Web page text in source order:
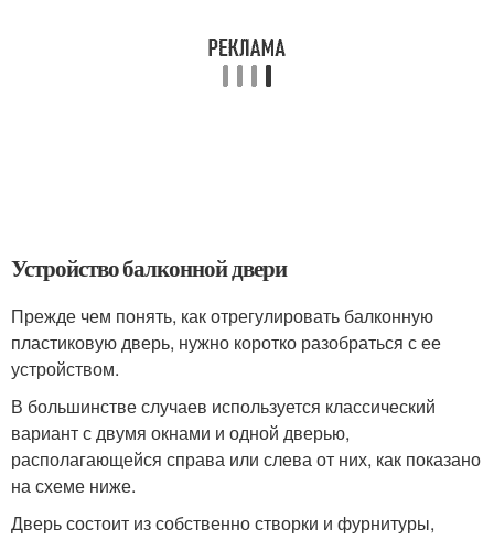
Устройство балконной двери
Прежде чем понять, как отрегулировать балконную
пластиковую дверь, нужно коротко разобраться с ее
устройством.
В большинстве случаев используется классический
вариант с двумя окнами и одной дверью,
располагающейся справа или слева от них, как показано
на схеме ниже.
Дверь состоит из собственно створки и фурнитуры,